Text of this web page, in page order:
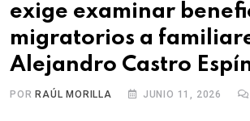
exige examinar
migratorios a
Alejandro Castro
POR RAÚL MORILLA JUNIO 11, 2026